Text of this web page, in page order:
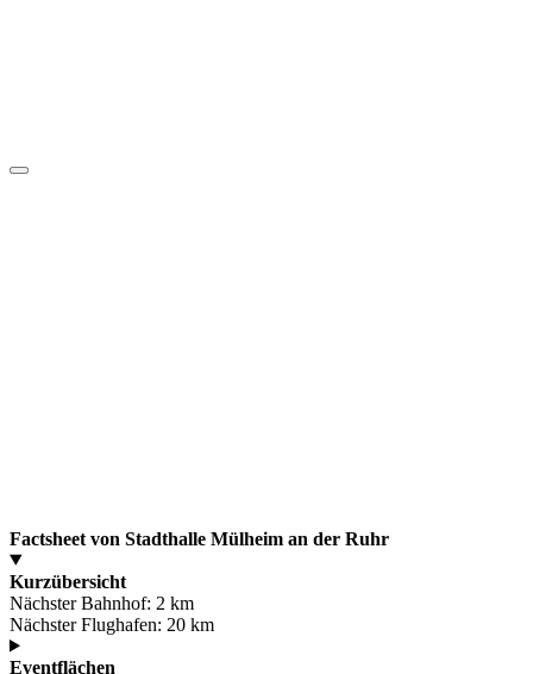
Factsheet von Stadthalle Mülheim an der Ruhr
Kurzübersicht
Nächster Bahnhof: 2 km
Nächster Flughafen: 20 km
Eventflächen